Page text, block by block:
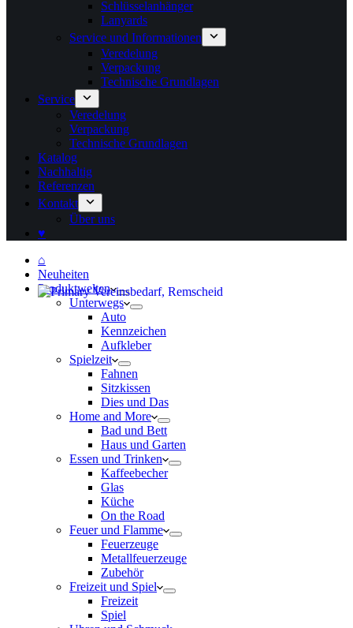
Schlüsselanhänger
Lanyards
Service und Informationen
Veredelung
Verpackung
Technische Grundlagen
Service
Veredelung
Verpackung
Technische Grundlagen
Katalog
Nachhaltig
Referenzen
Kontakt
Über uns
♥
⌂
Neuheiten
Produktwelten
Unterwegs
Auto
Kennzeichen
Aufkleber
Spielzeit
Fahnen
Sitzkissen
Dies und Das
Home and More
Bad und Bett
Haus und Garten
Essen und Trinken
Kaffeebecher
Glas
Küche
On the Road
Feuer und Flamme
Feuerzeuge
Metallfeuerzeuge
Zubehör
Freizeit und Spiel
Freizeit
Spiel